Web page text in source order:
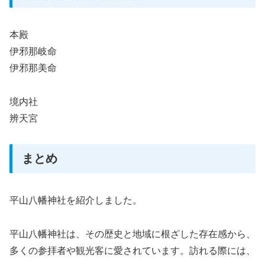
本殿
伊邪那岐命
伊邪那美命
境内社
辨天宮
まとめ
平山八幡神社を紹介しました。
平山八幡神社は、その歴史と地域に根ざした存在感から、
多くの参拝者や観光客に愛されています。訪れる際には、